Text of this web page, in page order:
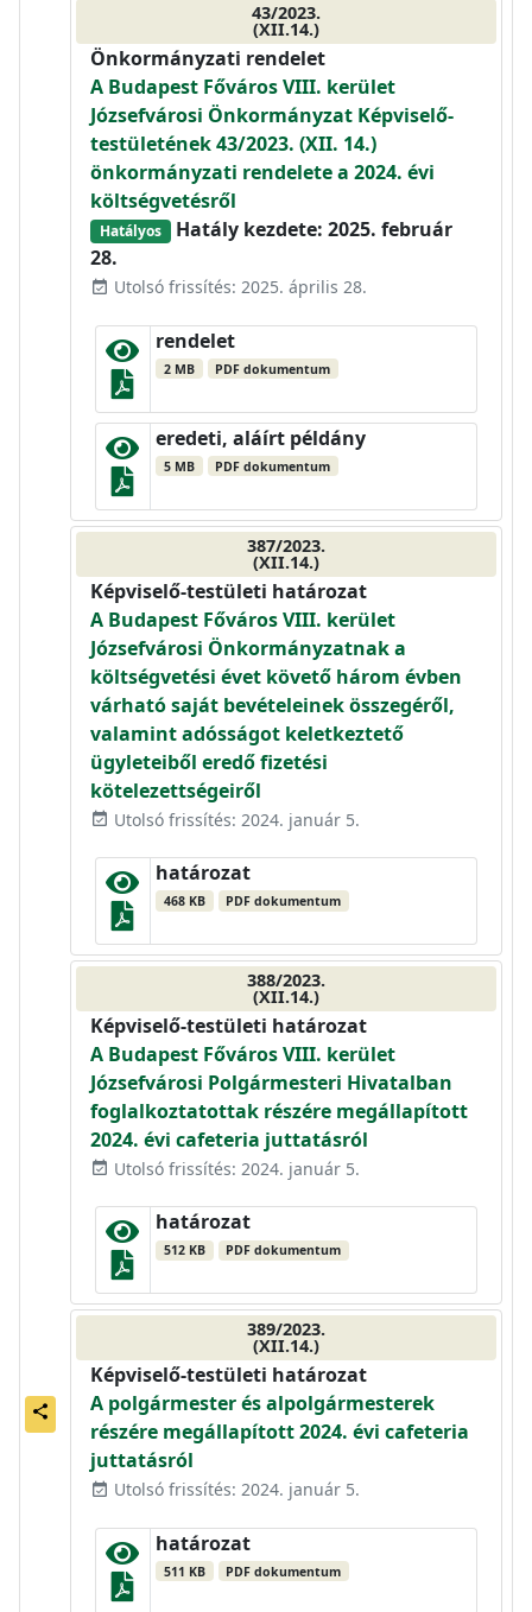
share
43/2023.
(XII.14.)
Önkormányzati rendelet
A Budapest Főváros VIII. kerület
Józsefvárosi Önkormányzat Képviselő-
testületének 43/2023. (XII. 14.)
önkormányzati rendelete a 2024. évi
költségvetésről
Hatályos Hatály kezdete: 2025. február
28.
event_available Utolsó frissítés: 2025. április 28.
rendelet
2 MB PDF dokumentum
eredeti, aláírt példány
5 MB PDF dokumentum
387/2023.
(XII.14.)
Képviselő-testületi határozat
A Budapest Főváros VIII. kerület
Józsefvárosi Önkormányzatnak a
költségvetési évet követő három évben
várható saját bevételeinek összegéről,
valamint adósságot keletkeztető
ügyleteiből eredő fizetési
kötelezettségeiről
event_available Utolsó frissítés: 2024. január 5.
határozat
468 KB PDF dokumentum
388/2023.
(XII.14.)
Képviselő-testületi határozat
A Budapest Főváros VIII. kerület
Józsefvárosi Polgármesteri Hivatalban
foglalkoztatottak részére megállapított
2024. évi cafeteria juttatásról
event_available Utolsó frissítés: 2024. január 5.
határozat
512 KB PDF dokumentum
389/2023.
(XII.14.)
Képviselő-testületi határozat
A polgármester és alpolgármesterek
részére megállapított 2024. évi cafeteria
juttatásról
event_available Utolsó frissítés: 2024. január 5.
határozat
511 KB PDF dokumentum